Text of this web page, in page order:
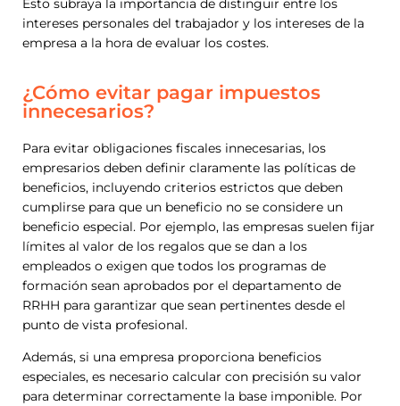
Esto subraya la importancia de distinguir entre los
intereses personales del trabajador y los intereses de la
empresa a la hora de evaluar los costes.
¿Cómo evitar pagar impuestos
innecesarios?
Para evitar obligaciones fiscales innecesarias, los
empresarios deben definir claramente las políticas de
beneficios, incluyendo criterios estrictos que deben
cumplirse para que un beneficio no se considere un
beneficio especial. Por ejemplo, las empresas suelen fijar
límites al valor de los regalos que se dan a los
empleados o exigen que todos los programas de
formación sean aprobados por el departamento de
RRHH para garantizar que sean pertinentes desde el
punto de vista profesional.
Además, si una empresa proporciona beneficios
especiales, es necesario calcular con precisión su valor
para determinar correctamente la base imponible. Por